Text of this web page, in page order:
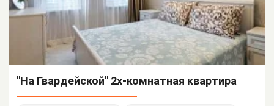
"На Гвардейской" 2х-комнатная квартира